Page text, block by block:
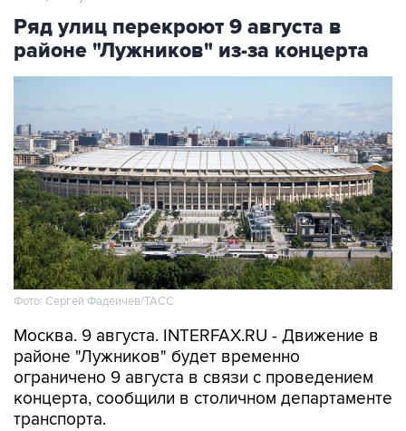
Ряд улиц перекроют 9 августа в
районе "Лужников" из-за концерта
Фото: Сергей Фадеичев/ТАСС
Москва. 9 августа. INTERFAX.RU - Движение в
районе "Лужников" будет временно
ограничено 9 августа в связи с проведением
концерта, сообщили в столичном департаменте
транспорта.